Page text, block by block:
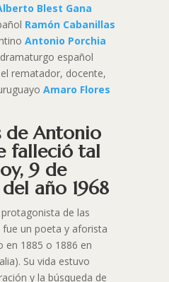
Blest Gana
Ramón Cabanillas
Antonio Porchia
español
rematador, docente,
Amaro Flores
de Antonio
falleció tal
9 de
año 1968
protagonista de las
fue un poeta y aforista
en 1885 o 1886 en
Su vida estuvo
y la búsqueda de